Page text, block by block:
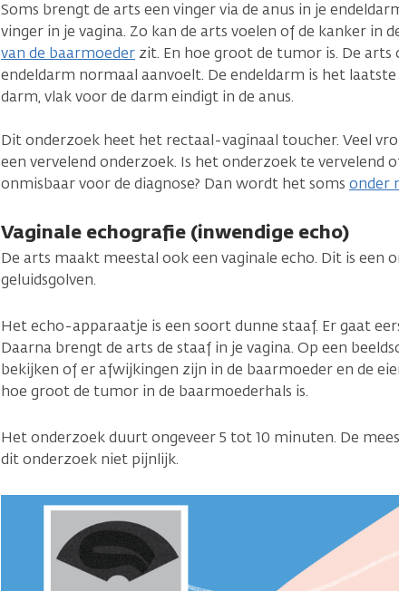
Soms brengt de arts een vinger via de anus in je
vinger in je vagina. Zo kan de arts voelen of de kanker in
van de baarmoeder zit. En hoe groot de tumor is. De
endeldarm normaal aanvoelt. De endeldarm is het
darm, vlak voor de darm eindigt in de anus.
Dit onderzoek heet het rectaal-vaginaal toucher. Veel
een vervelend onderzoek. Is het onderzoek te vervelend
onmisbaar voor de diagnose? Dan wordt het soms onder
Vaginale echografie (inwendige echo)
De arts maakt meestal ook een vaginale echo. Dit is een
geluidsgolven.
Het echo-apparaatje is een soort dunne staaf. Er gaat
Daarna brengt de arts de staaf in je vagina. Op een
bekijken of er afwijkingen zijn in de baarmoeder en de
hoe groot de tumor in de baarmoederhals is.
Het onderzoek duurt ongeveer 5 tot 10 minuten. De
dit onderzoek niet pijnlijk.